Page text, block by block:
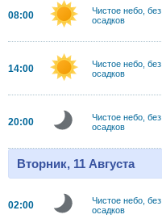
08:00
Чистое небо, без
осадков
14:00
Чистое небо, без
осадков
20:00
Чистое небо, без
осадков
Вторник, 11 Августа
02:00
Чистое небо, без
осадков